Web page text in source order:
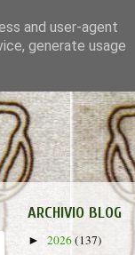
ARCHIVIO BLOG
► 2026(137)
and user-agent
generate usage